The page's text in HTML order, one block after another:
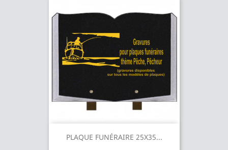
PLAQUE FUNÉRAIRE 25X35...